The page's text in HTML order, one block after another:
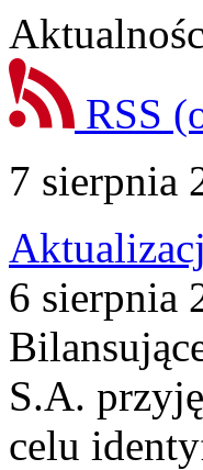
RSS
7 sierpnia
6 sierpnia
S.A.
celu